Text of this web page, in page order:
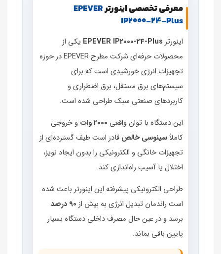
معرفی تخصصی اینورترEPEVER
IP2000‑24‑Plus
اینورتر EPEVER IP2000‑24‑Plus یکی از
محصولات حرفه‌ای شرکت مطرح EPEVER در حوزه
تجهیزات انرژی خورشیدی است که برای
سیستم‌های برق مستقل، برق اضطراری و
کاربردهای صنعتی سبک طراحی شده است.
این دستگاه با توان واقعی 2000 وات
و خروجی
کاملاًسینوسی خالص قادر است طیف گسترده‌ای از
تجهیزات خانگی و الکترونیکی را بدون ایجاد نویز،
اختلال یا آسیب راه‌اندازی کند.
طراحی الکترونیکی پیشرفته این اینورتر باعث شده
است راندمان تبدیل انرژی به بیش از 90 درصد
برسد و در عین حال مصرف داخلی دستگاه بسیار
پایین باقی بماند.